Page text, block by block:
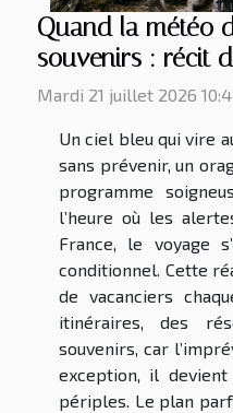
Quand la météo
souvenirs : récit
Mardi 21 juillet 2026
Un ciel bleu qui vire
sans prévenir, un
programme
l’heure où les
France, le voyage
conditionnel. Cette
de vacanciers
itinéraires, des
souvenirs, car
exception, il
périples. Le plan